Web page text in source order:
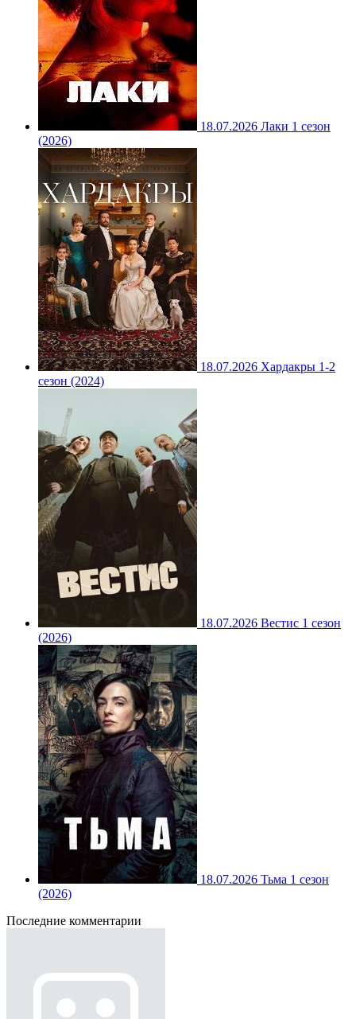
18.07.2026 Лаки 1 сезон
(2026)
18.07.2026 Хардакры 1-2
сезон (2024)
18.07.2026 Вестис 1 сезон
(2026)
18.07.2026 Тьма 1 сезон
(2026)
Последние комментарии